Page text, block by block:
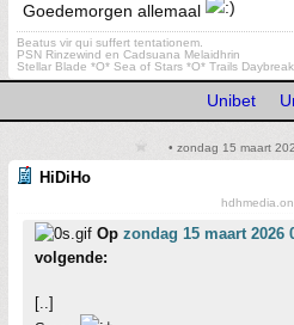
Goedemorgen allemaal
Beatus vir qui suffert tentationem.
PSN Rinzewind en Cadsuana Melaidhrin
Stellar Blade *O* Sea of Stars *O* Trails
Unibet
• zondag 15 maart
HiDiHo
Op zondag 15 maart 2026
volgende:
[..]